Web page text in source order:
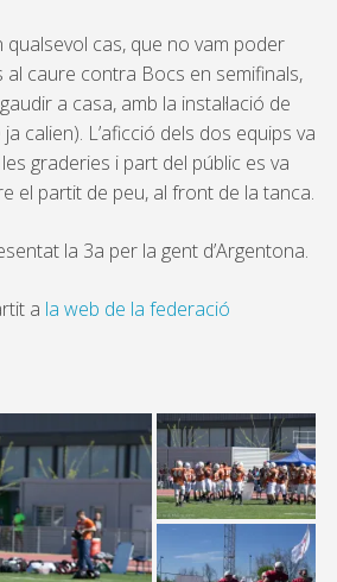
cas, que no vam poder
al caure contra Bocs en semifinals,
a casa, amb la instal·lació de
calien). L’aficció dels dos equips va
graderies i part del públic es va
el partit de peu, al front de la tanca.
la 3a per la gent d’Argentona.
a la web de la federació